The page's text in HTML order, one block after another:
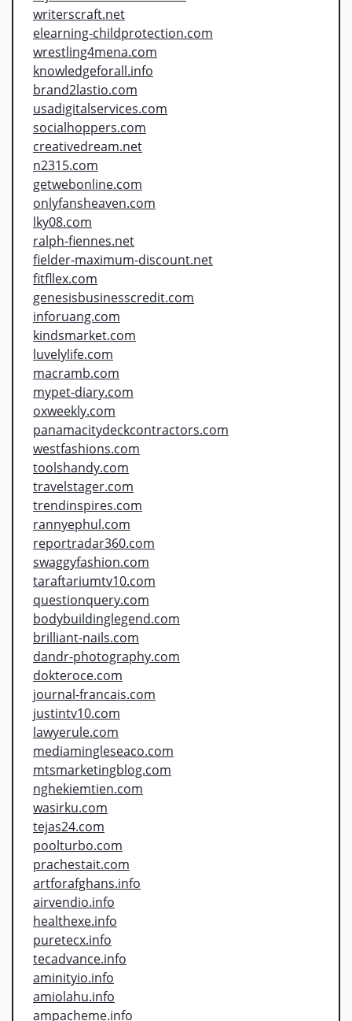
writerscraft.net
elearning-childprotection.com
wrestling4mena.com
knowledgeforall.info
brand2lastio.com
usadigitalservices.com
socialhoppers.com
creativedream.net
n2315.com
getwebonline.com
onlyfansheaven.com
lky08.com
ralph-fiennes.net
fielder-maximum-discount.net
fitfllex.com
genesisbusinesscredit.com
inforuang.com
kindsmarket.com
luvelylife.com
macramb.com
mypet-diary.com
oxweekly.com
panamacitydeckcontractors.com
westfashions.com
toolshandy.com
travelstager.com
trendinspires.com
rannyephul.com
reportradar360.com
swaggyfashion.com
taraftariumtv10.com
questionquery.com
bodybuildinglegend.com
brilliant-nails.com
dandr-photography.com
dokteroce.com
journal-francais.com
justintv10.com
lawyerule.com
mediamingleseaco.com
mtsmarketingblog.com
nghekiemtien.com
wasirku.com
tejas24.com
poolturbo.com
prachestait.com
artforafghans.info
airvendio.info
healthexe.info
puretecx.info
tecadvance.info
aminityio.info
amiolahu.info
ampacheme.info